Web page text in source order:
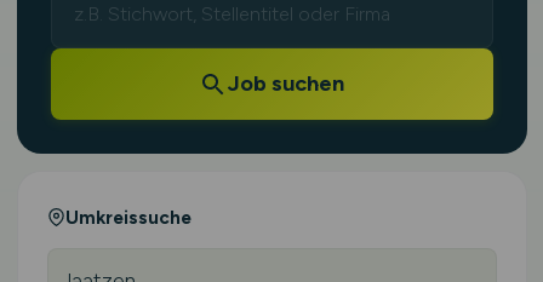
Job suchen
Umkreissuche